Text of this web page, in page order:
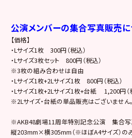
公演メンバーの集合写真販売に
【価格】
・Lサイズ1枚 300円（税込）
・Lサイズ3枚セット 800円（税込）
※3枚の組み合わせは自由
・Lサイズ1枚+2Lサイズ1枚 800円（税込）
・Lサイズ1枚+2Lサイズ1枚+台紙 1,200円（
※2Lサイズ・台紙の単品販売はございません。
※AKB48劇場11周年特別記念公演 集合写
縦203mm×横305mm（※ほぼA4サイズ）のみ